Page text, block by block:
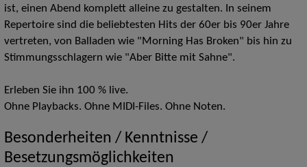
ist, einen Abend komplett alleine zu gestalten. In seinem
Repertoire sind die beliebtesten Hits der 60er bis 90er Jahre
vertreten, von Balladen wie "Morning Has Broken" bis hin zu
Stimmungsschlagern wie "Aber Bitte mit Sahne".
Erleben Sie ihn 100 % live.
Ohne Playbacks. Ohne MIDI-Files. Ohne Noten.
Besonderheiten / Kenntnisse /
Besetzungsmöglichkeiten